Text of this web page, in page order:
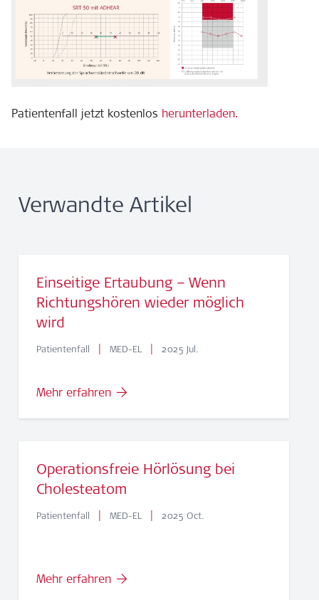
Patientenfall jetzt kostenlos herunterladen.
Verwandte Artikel
Einseitige Ertaubung – Wenn
Richtungshören wieder möglich
wird
Patientenfall | MED-EL | 2025 Jul.
Mehr erfahren
Operationsfreie Hörlösung bei
Cholesteatom
Patientenfall | MED-EL | 2025 Oct.
Mehr erfahren